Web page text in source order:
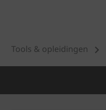
Tools & opleidingen